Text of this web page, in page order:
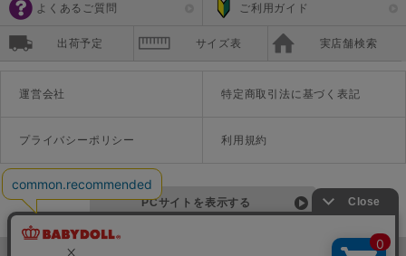
よくあるご質問 ご利用ガイド
出荷予定 サイズ表 実店舗検索
運営会社 特定商取引法に基づく表記
プライバシーポリシー 利用規約
PCサイトを表示する
©Disney ©Disney/Pixar ©Disney. Based on the "Winnie the Pooh" works by A.A. Milne and E.H. Shepard.